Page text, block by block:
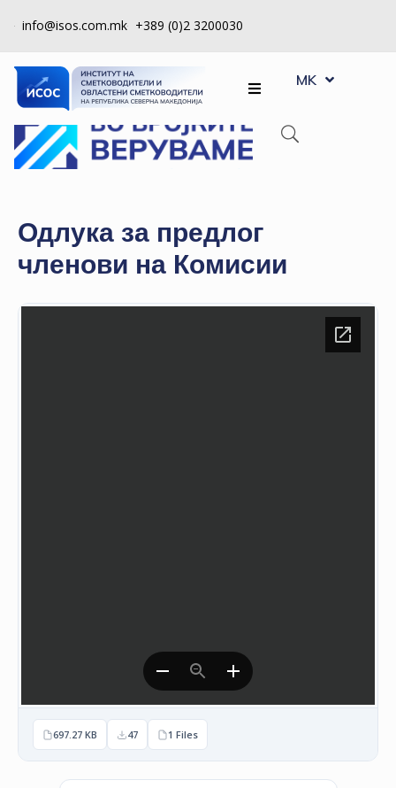
info@isos.com.mk +389 (0)2 3200030
ЗА
НАС
РЕГИСТРИ
НА
КВАЛИТЕТ
КАКО
MK
SQ
Одлука за предлог
членови на Комисии
697.27 KB 47 1 Files